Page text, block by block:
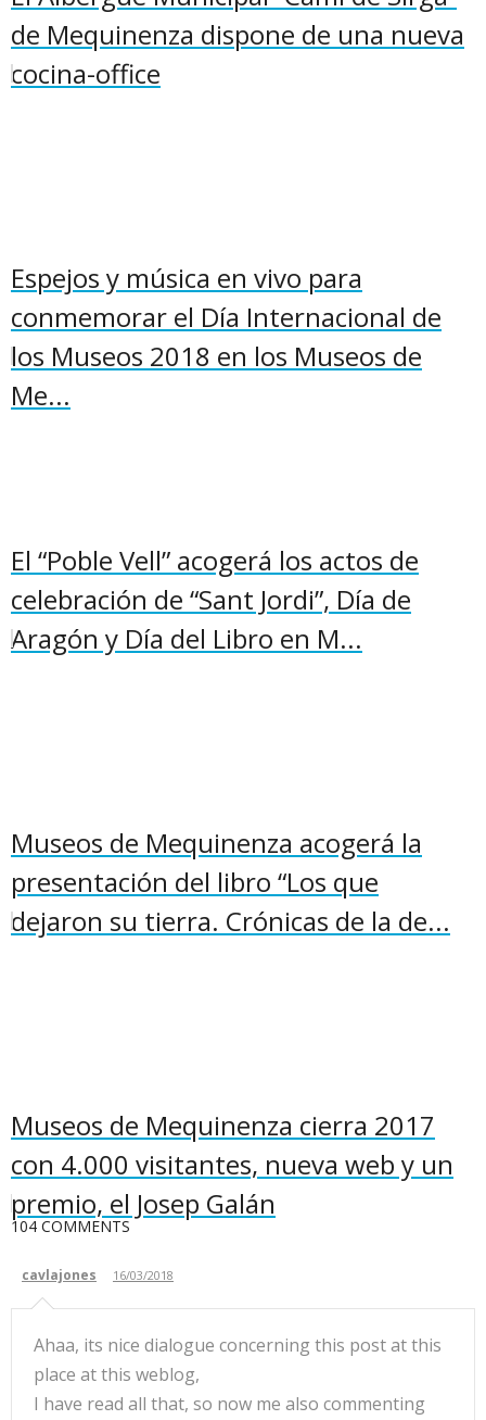
de Mequinenza dispone de una nueva
cocina-office
Espejos y música en vivo para
conmemorar el Día Internacional de
los Museos 2018 en los Museos de
Me...
El “Poble Vell” acogerá los actos de
celebración de “Sant Jordi”, Día de
Aragón y Día del Libro en M...
Museos de Mequinenza acogerá la
presentación del libro “Los que
dejaron su tierra. Crónicas de la de...
Museos de Mequinenza cierra 2017
con 4.000 visitantes, nueva web y un
premio, el Josep Galán
104 COMMENTS
cavlajones 16/03/2018
Ahaa, its nice dialogue concerning this post at this
place at this weblog,
I have read all that, so now me also commenting